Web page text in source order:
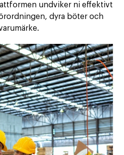
undviker ni effektivt
dyra böter och